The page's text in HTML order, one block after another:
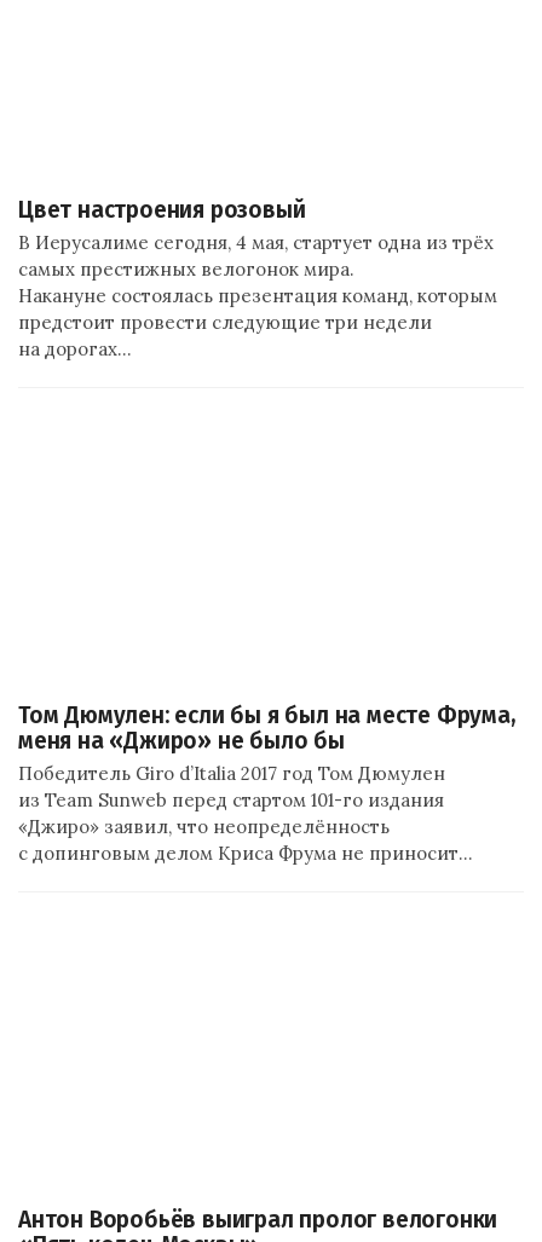
Цвет настроения розовый
В Иерусалиме сегодня, 4 мая, стартует одна из трёх
самых престижных велогонок мира.
Накануне состоялась презентация команд, которым
предстоит провести следующие три недели
на дорогах…
Том Дюмулен: если бы я был на месте Фрума,
меня на «Джиро» не было бы
Победитель Giro d’Italia 2017 год Том Дюмулен
из Team Sunweb перед стартом 101-го издания
«Джиро» заявил, что неопределённость
с допинговым делом Криса Фрума не приносит…
Антон Воробьёв выиграл пролог велогонки